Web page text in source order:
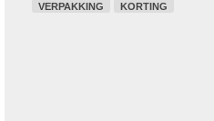
VERPAKKING
KORTING